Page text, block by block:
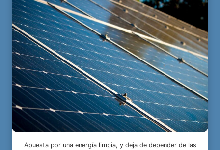
Apuesta por una energía limpia, y deja de depender de las